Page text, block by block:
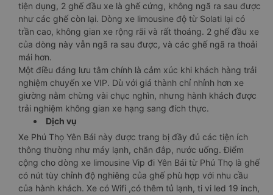
tiện dụng, 2 ghế đầu xe là ghế cứng, không ngã ra sau được
như các ghế còn lại. Dòng xe limousine độ từ Solati lại có
trần cao, không gian xe rộng rãi và rất thoáng. 2 ghế đầu xe
của dòng này vẫn ngã ra sau được, và các ghế ngã ra thoải
mái hơn.
Một điều đáng lưu tâm chính là cảm xúc khi khách hàng trải
nghiệm chuyến xe VIP. Dù với giá thành chỉ nhỉnh hơn xe
giường nằm chừng vài chục nghìn, nhưng hành khách được
trải nghiệm không gian xe hạng sang đích thực.
Dịch vụ
Xe Phú Thọ Yên Bái này được trang bị đầy đủ các tiện ích
thông thường như máy lạnh, chăn đắp, nước uống. Điểm
cộng cho dòng xe limousine Vip đi Yên Bái từ Phú Thọ là ghế
có nút tùy chỉnh độ nghiêng của ghế phù hợp với nhu cầu
của hành khách. Xe có Wifi ,có thêm tủ lạnh, ti vi led 19 inch,